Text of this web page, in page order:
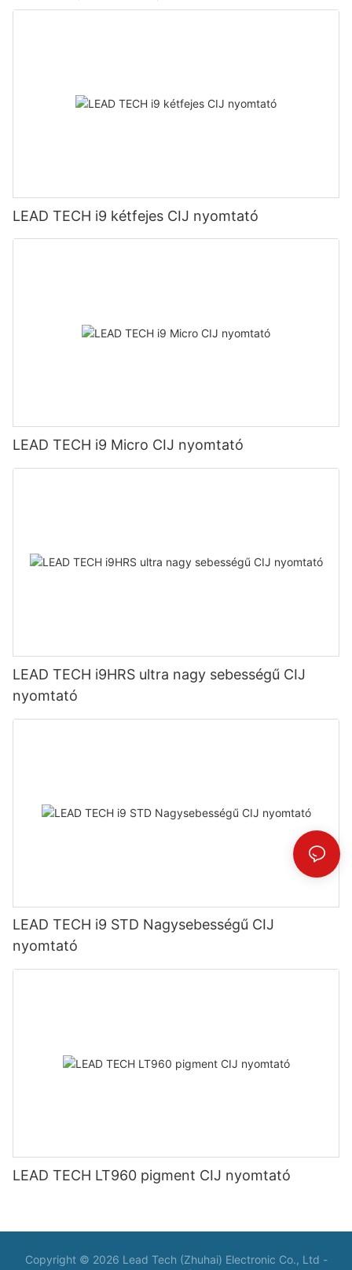
LEAD TECH i9 kétfejes CIJ nyomtató
LEAD TECH i9 Micro CIJ nyomtató
LEAD TECH i9HRS ultra nagy sebességű CIJ
nyomtató
LEAD TECH i9 STD Nagysebességű CIJ
nyomtató
LEAD TECH LT960 pigment CIJ nyomtató
Copyright © 2026 Lead Tech (Zhuhai) Electronic Co., Ltd -